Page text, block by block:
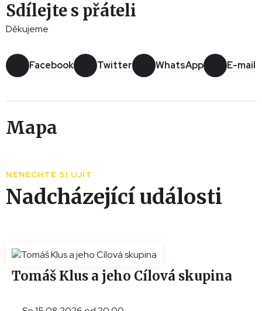
Sdílejte s přáteli
Děkujeme
Facebook Twitter WhatsApp E-mail
Mapa
NENECHTE SI UJÍT
Nadcházející události
Tomáš Klus a jeho Cílová skupina